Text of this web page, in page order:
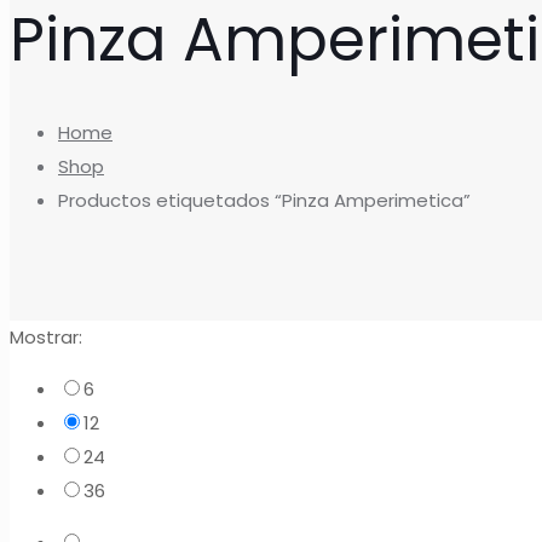
Pinza
Home
Shop
Productos etiquetados “Pinza Amperimetica”
Mostrar:
6
12
24
36